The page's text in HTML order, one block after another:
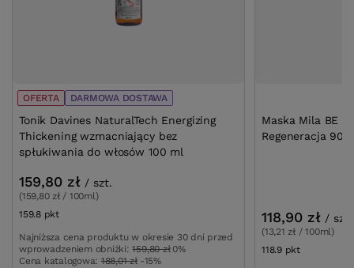
OFERTA DARMOWA DOSTAWA
Tonik Davines NaturalTech Energizing
Thickening wzmacniający bez
spłukiwania do włosów 100 ml
159,80 zł / szt.
(159,80 zł / 100ml)
159.8 pktpunktów
Najniższa cena produktu w okresie 30 dni przed
wprowadzeniem obniżki:159,80 zł 0%
Cena katalogowa: 188,01 zł -15%
Maska Mila BE
Regeneracja
118,90 zł / szt.
(13,21 zł / 100ml)
118.9 pktpunktów